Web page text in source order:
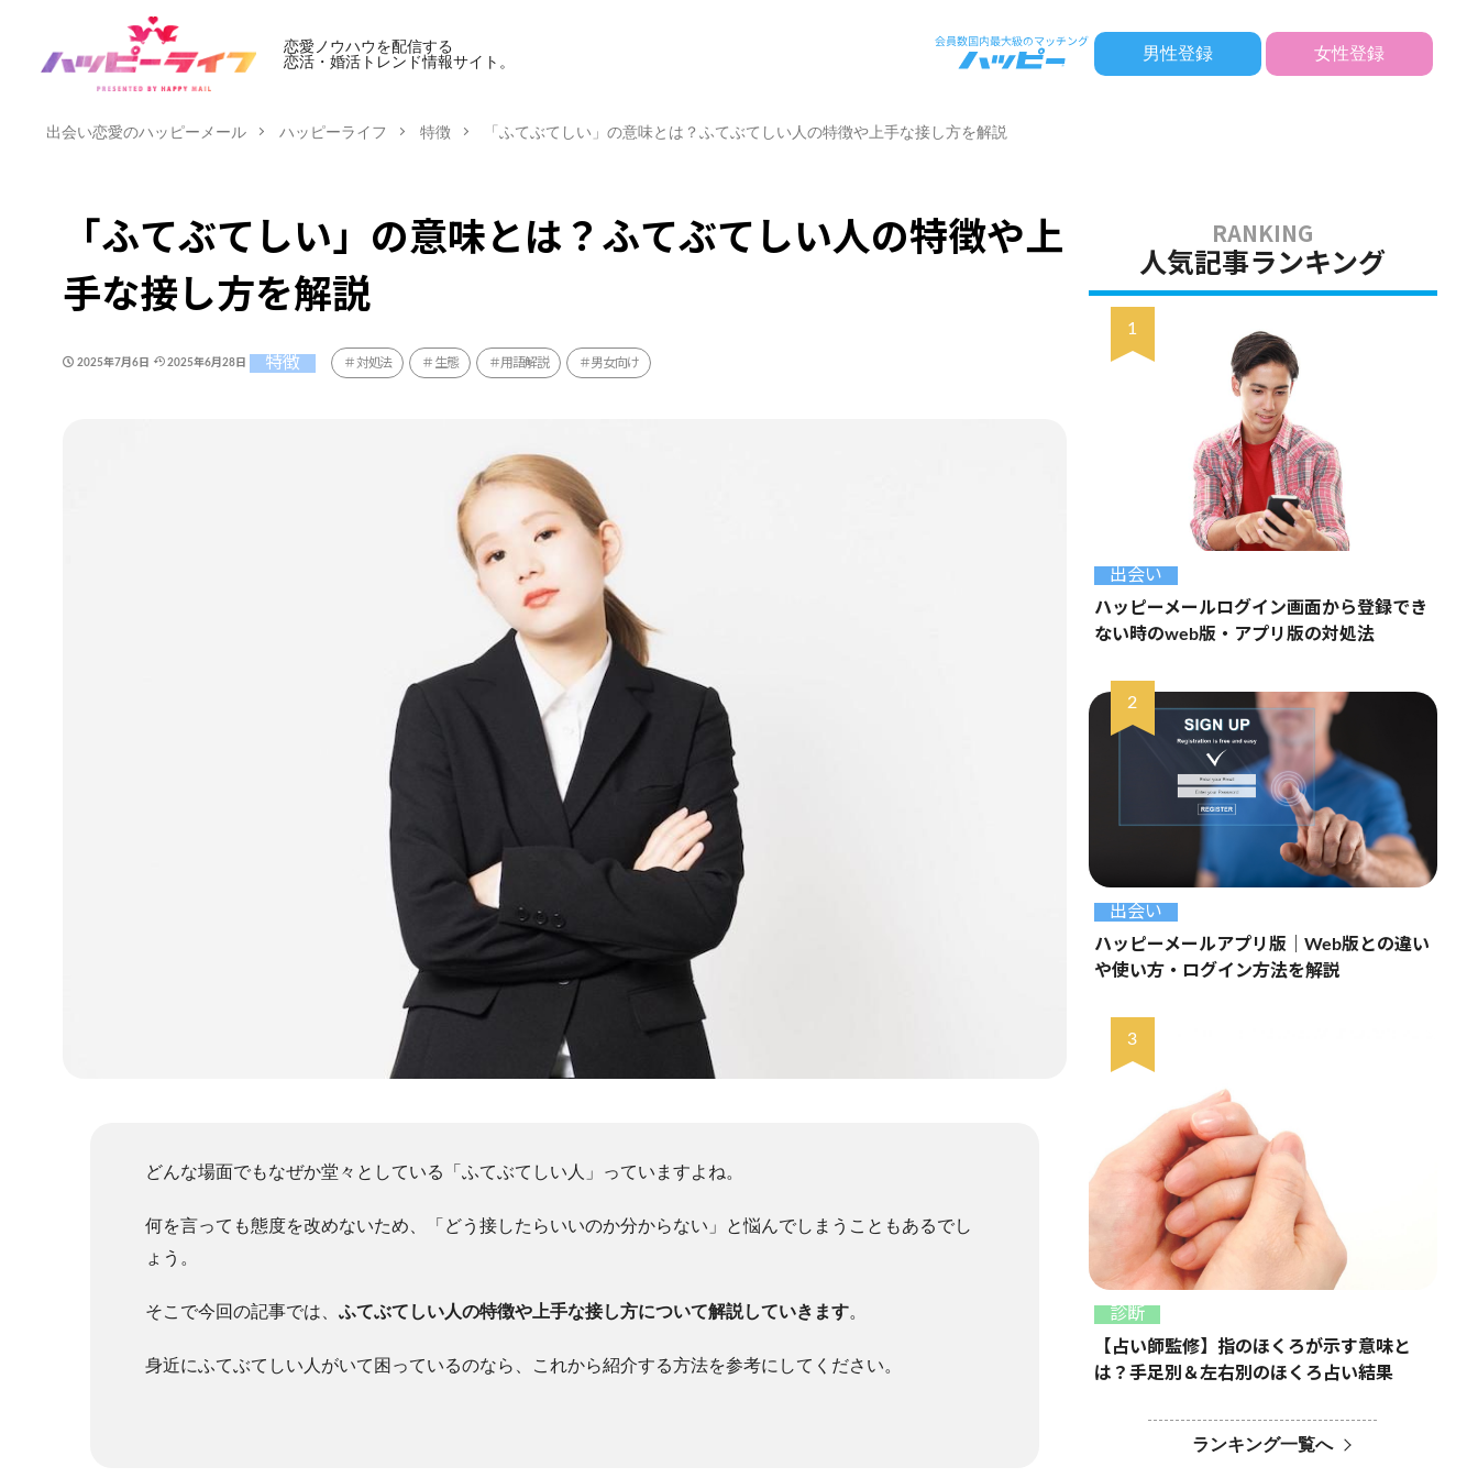
恋愛ノウハウを配信する
恋活・婚活トレンド情報サイト。
男性登録 女性登録
出会い恋愛のハッピーメール ハッピーライフ 特徴 「ふてぶてしい」の意味とは？ふてぶてしい人の特徴や上手な接し方を解説
「ふてぶてしい」の意味とは？ふてぶてしい人の特徴や上
手な接し方を解説
2025年7月6日 2025年6月28日 特徴 対処法 生態 用語解説 男女向け
どんな場面でもなぜか堂々としている「ふてぶてしい人」っていますよね。
何を言っても態度を改めないため、「どう接したらいいのか分からない」と悩んでしまうこともあるでし
ょう。
そこで今回の記事では、 ふてぶてしい人の特徴や上手な接し方について解説していきます。
身近にふてぶてしい人がいて困っているのなら、これから紹介する方法を参考にしてください。
人気記事ランキング
出会い
ハッピーメールログイン画面から登録でき
ない時のweb版・アプリ版の対処法
出会い
ハッピーメールアプリ版｜Web版との違い
や使い方・ログイン方法を解説
診断
【占い師監修】指のほくろが示す意味と
は？手足別＆左右別のほくろ占い結果
ランキング一覧へ